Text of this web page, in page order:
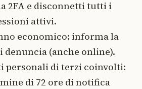
2FA e disconnetti tutti i
attivi.
economico: informa la
denuncia (anche online).
personali di terzi coinvolti:
di 72 ore di notifica